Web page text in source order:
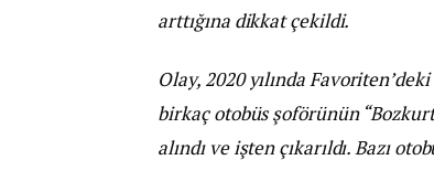
arttığına dikkat çekildi.
Olay, 2020 yılında
birkaç otobüs şoförünün
alındı ve işten çıkarıldı. Bazı